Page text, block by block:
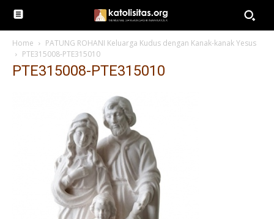
Home
PATUNG ROHANI Keluarga Kudus dengan Kanak-kanak Yesus
PTE315008-PTE315010
PTE315008-PTE315010